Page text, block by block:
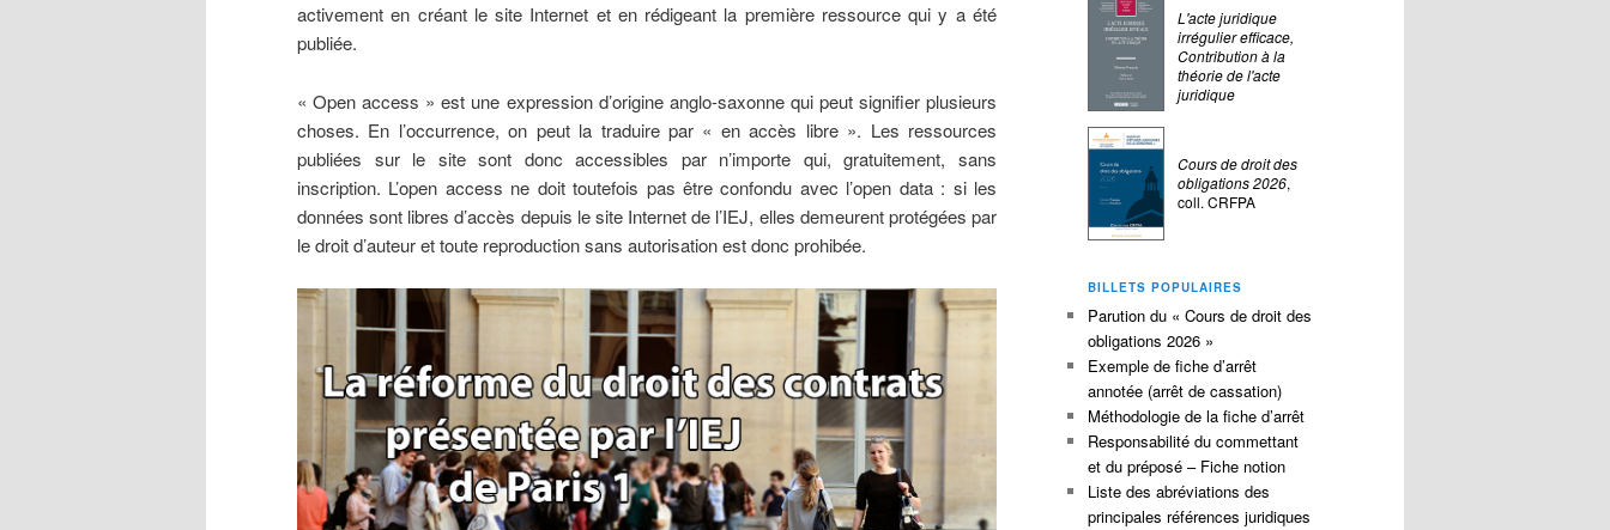
activement en créant le site Internet et en rédigeant la première ressource qui y a été
publiée.
« Open access » est une expression d’origine anglo-saxonne qui peut signifier plusieurs
choses. En l’occurrence, on peut la traduire par « en accès libre ». Les ressources
publiées sur le site sont donc accessibles par n’importe qui, gratuitement, sans
inscription. L’open access ne doit toutefois pas être confondu avec l’open data : si les
données sont libres d’accès depuis le site Internet de l’IEJ, elles demeurent protégées par
le droit d’auteur et toute reproduction sans autorisation est donc prohibée.
L'acte juridique
irrégulier efficace,
Contribution à la
théorie de l'acte
juridique
Cours de droit des
obligations 2026,
coll. CRFPA
BILLETS POPULAIRES
Parution du « Cours de droit des
obligations 2026 »
Exemple de fiche d’arrêt
annotée (arrêt de cassation)
Méthodologie de la fiche d’arrêt
Responsabilité du commettant
et du préposé – Fiche notion
Liste des abréviations des
principales références juridiques